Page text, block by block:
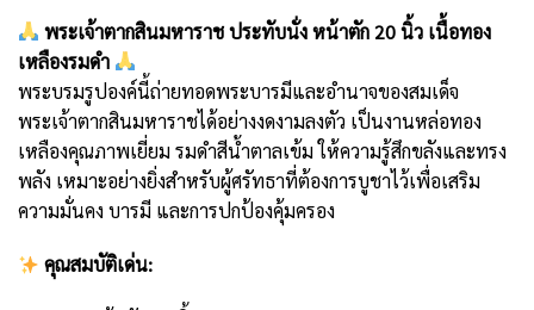
พระเจ้าตากสินมหาราช ประทับนั่ง หน้าตัก 20 นิ้ว เนื้อทอง
เหลืองรมดำ
พระบรมรูปองค์นี้ถ่ายทอดพระบารมีและอำนาจของสมเด็จ
พระเจ้าตากสินมหาราชได้อย่างงดงามลงตัว เป็นงานหล่อทอง
เหลืองคุณภาพเยี่ยม รมดำสีน้ำตาลเข้ม ให้ความรู้สึกขลังและทรง
พลัง เหมาะอย่างยิ่งสำหรับผู้ศรัทธาที่ต้องการบูชาไว้เพื่อเสริม
ความมั่นคง บารมี และการปกป้องคุ้มครอง
คุณสมบัติเด่น: